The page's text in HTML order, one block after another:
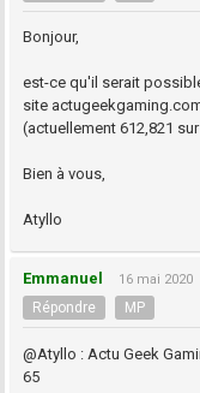
Bonjour,
est-ce qu'il serait
site
(actuellement 612,821
Bien à vous,
Atyllo
Emmanuel 16 mai 2020
Répondre MP
@Atyllo : Actu Geek
65